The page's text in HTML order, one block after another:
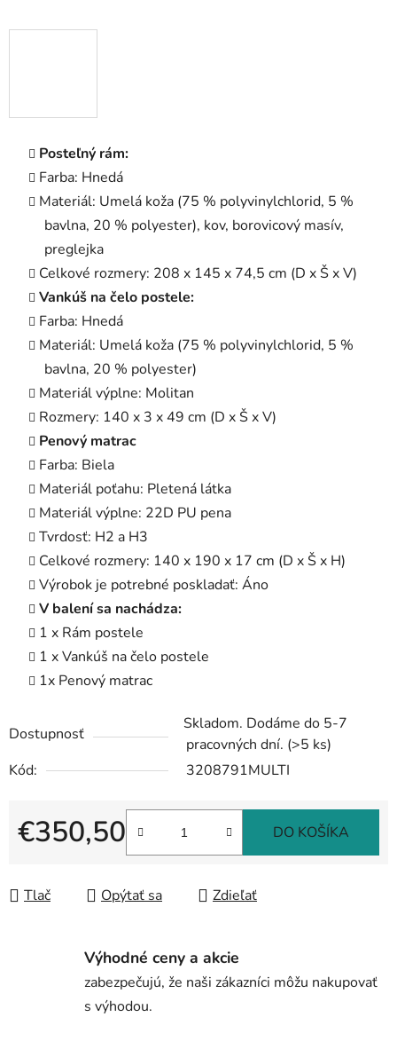
Posteľný rám:
Farba: Hnedá
Materiál: Umelá koža (75 % polyvinylchlorid, 5 %
bavlna, 20 % polyester), kov, borovicový masív,
preglejka
Celkové rozmery: 208 x 145 x 74,5 cm (D x Š x V)
Vankúš na čelo postele:
Farba: Hnedá
Materiál: Umelá koža (75 % polyvinylchlorid, 5 %
bavlna, 20 % polyester)
Materiál výplne: Molitan
Rozmery: 140 x 3 x 49 cm (D x Š x V)
Penový matrac
Farba: Biela
Materiál poťahu: Pletená látka
Materiál výplne: 22D PU pena
Tvrdosť: H2 a H3
Celkové rozmery: 140 x 190 x 17 cm (D x Š x H)
Výrobok je potrebné poskladať: Áno
V balení sa nachádza:
1 x Rám postele
1 x Vankúš na čelo postele
1x Penový matrac
Dostupnosť
Skladom. Dodáme do 5-7
pracovných dní. (>5 ks)
Kód:
3208791MULTI
€350,50 DO KOŠÍKA
Tlač Opýtať sa Zdieľať
Výhodné ceny a akcie
zabezpečujú, že naši zákazníci môžu nakupovať
s výhodou.